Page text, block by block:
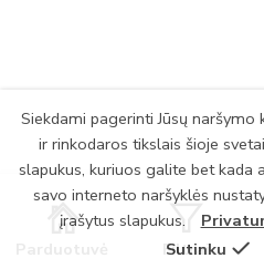
Filtrai
Siekdami pagerinti Jūsų naršymo
ir rinkodaros tikslais šioje
slapukus, kuriuos galite bet kada
savo interneto naršyklės
įrašytus slapukus.
Sutinku